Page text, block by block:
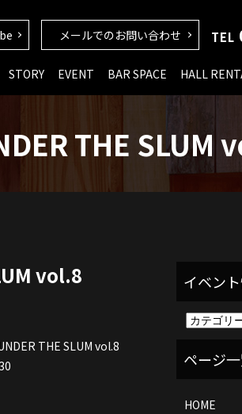
STORY EVENT BAR SPACE HALL
メールでのお問い合わせ TEL
THE SLUM
vol.8
THE SLUM vol.8
イ
ト
HOME